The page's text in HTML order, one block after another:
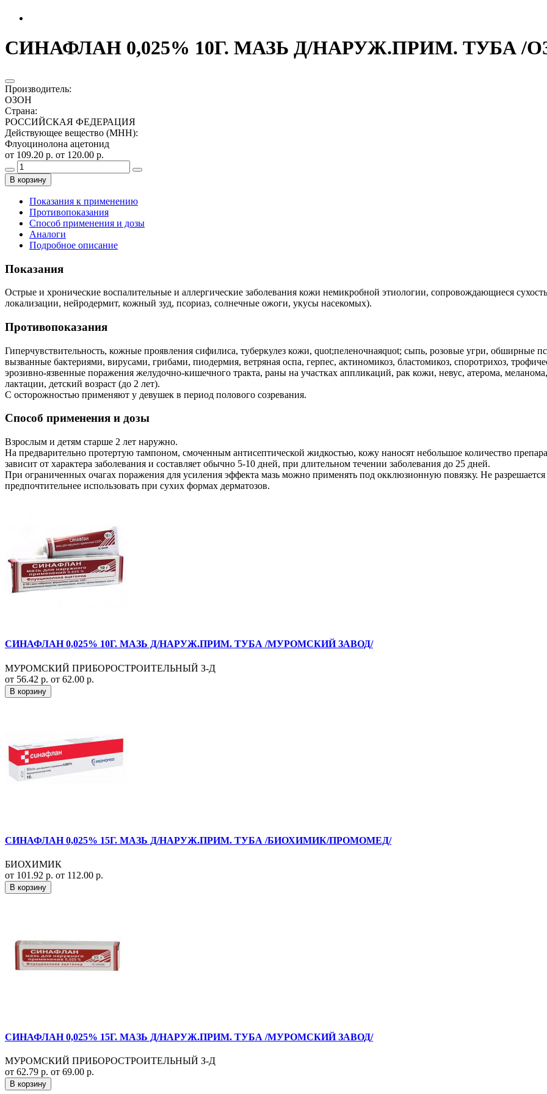
СИНАФЛАН 0,025% 10Г. МАЗЬ Д/НАРУЖ.ПРИМ. ТУБА /
Производитель:
ОЗОН
Страна:
РОССИЙСКАЯ ФЕДЕРАЦИЯ
Действующее вещество (МНН):
Флуоцинолона ацетонид
от 109.20 р. от 120.00 р.
В корзину
Показания к применению
Противопоказания
Способ применения и дозы
Аналоги
Подробное описание
Показания
Острые и хронические воспалительные и аллергические заболевания кожи немикробной этиологии, сопровождающиеся
локализации, нейродермит, кожный зуд, псориаз, солнечные ожоги, укусы насекомых).
Противопоказания
Гиперчувствительность, кожные проявления сифилиса, туберкулез кожи, quot;пеленочнаяquot; сыпь, розовые угри, обширные
вызванные бактериями, вирусами, грибами, пиодермия, ветряная оспа, герпес, актиномикоз, бластомикоз, споротрихоз,
эрозивно-язвенные поражения желудочно-кишечного тракта, раны на участках аппликаций, рак кожи, невус, атерома,
лактации, детский возраст (до 2 лет).
С осторожностью применяют у девушек в период полового созревания.
Способ применения и дозы
Взрослым и детям старше 2 лет наружно.
На предварительно протертую тампоном, смоченным антисептической жидкостью, кожу наносят небольшое количество
зависит от характера заболевания и составляет обычно 5-10 дней, при длительном течении заболевания до 25 дней.
При ограниченных очагах поражения для усиления эффекта мазь можно применять под окклюзионную повязку. Не
предпочтительнее использовать при сухих формах дерматозов.
СИНАФЛАН 0,025% 10Г. МАЗЬ Д/НАРУЖ.ПРИМ. ТУБА /МУРОМСКИЙ ЗАВОД/
МУРОМСКИЙ ПРИБОРОСТРОИТЕЛЬНЫЙ З-Д
от 56.42 р. от 62.00 р.
В корзину
СИНАФЛАН 0,025% 15Г. МАЗЬ Д/НАРУЖ.ПРИМ. ТУБА /БИОХИМИК/ПРОМОМЕД/
БИОХИМИК
от 101.92 р. от 112.00 р.
В корзину
СИНАФЛАН 0,025% 15Г. МАЗЬ Д/НАРУЖ.ПРИМ. ТУБА /МУРОМСКИЙ ЗАВОД/
МУРОМСКИЙ ПРИБОРОСТРОИТЕЛЬНЫЙ З-Д
от 62.79 р. от 69.00 р.
В корзину